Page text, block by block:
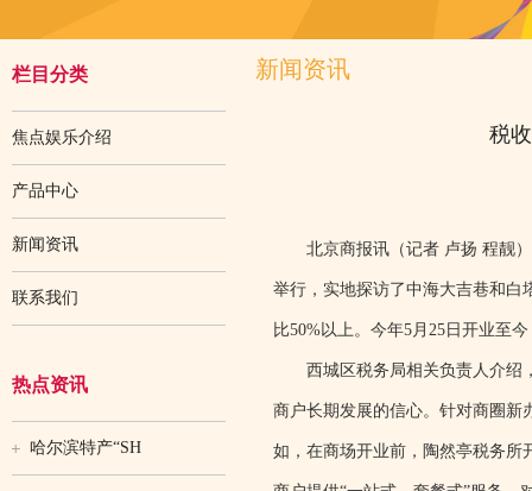
栏目分类
焦点娱乐介绍
产品中心
新闻资讯
联系我们
热点资讯
哈尔滨特产“SH
新闻资讯
税
北京商报讯（记者 卢扬 程靓）9
举行，实地探访了中海大吉巷和白
比50%以上。今年5月25日开业至
西城区税务局相关负责人介绍，
商户长期发展的信心。针对商圈新
如，在商场开业前，陶然亭税务所